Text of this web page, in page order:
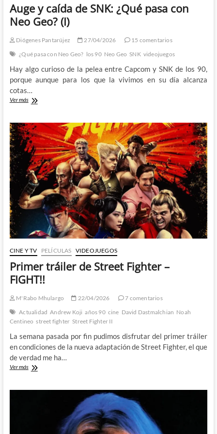
Auge y caída de SNK: ¿Qué pasa con
Neo Geo? (I)
Diógenes Pantarújez 27/04/2026
15 comentarios
¿Qué pasa con Neo Geo? los 90 Neo Geo SNK videojuegos
Hay algo curioso de la pelea entre Capcom y SNK de los 90,
porque aunque para los que la vivimos en su día alcanza
cotas…
Ver másAuge
de
SNK:
¿Qué
pasa
con
Neo
Geo?
(I)
CINE Y TV PELÍCULAS VIDEOJUEGOS
Primer tráiler de Street Fighter –
FIGHT!!
M'Rabo Mhulargo 22/04/2026
7 comentarios
Actualidad Andrew Koji años 90 cine David Dastmalchian Noah
Centineo street fighter Street Fighter II
La semana pasada por fin pudimos disfrutar del primer tráiler
en condiciones de la nueva adaptación de Street Fighter, el que
de verdad me ha…
Ver másPrimer